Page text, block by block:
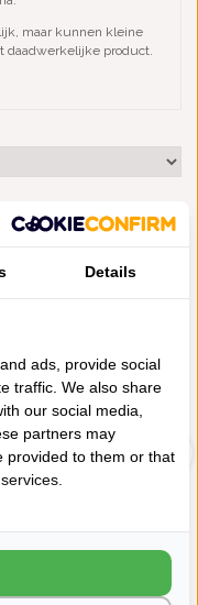
maar kunnen kleine
daadwerkelijke product.
AAN WINKELWAGEN
JACQUARD FRANÇAIS
Details
ads, provide social
traffic. We also share
our social media,
partners may
provided to them or that